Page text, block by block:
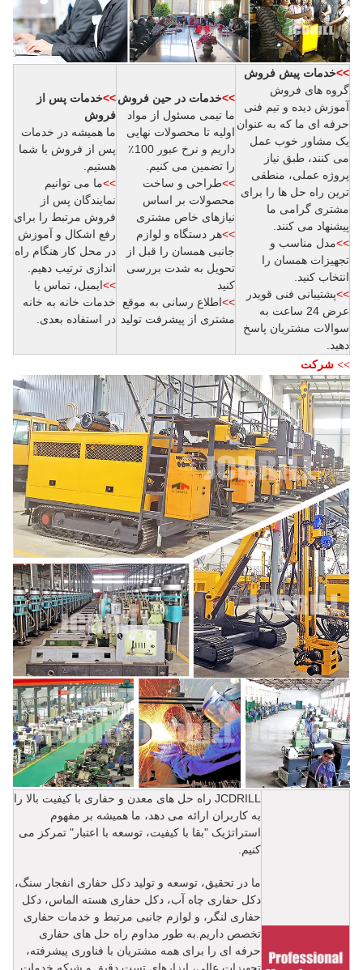
>>خدمات پیش فروش
گروه های فروش
آموزش دیده و تیم فنی
حرفه ای ما که به عنوان
یک مشاور خوب عمل
می کنند، طبق نیاز
پروژه عملی، منطقی
ترین راه حل ها را برای
مشتری گرامی ما
پیشنهاد می کنند.
>>مدل مناسب و
تجهیزات همسان را
انتخاب کنید.
>>پشتیبانی فنی قویدر
عرض 24 ساعت به
سوالات مشتریان پاسخ
دهید.
>>خدمات در حین فروش
ما تیمی مسئول از مواد
اولیه تا محصولات نهایی
داریم و نرخ عبور 100٪
را تضمین می کنیم.
>>طراحی و ساخت
محصولات بر اساس
نیازهای خاص مشتری
>>هر دستگاه و لوازم
جانبی همسان را قبل از
تحویل به شدت بررسی
کنید
>>اطلاع رسانی به موقع
مشتری از پیشرفت تولید
>>خدمات پس از
فروش
ما همیشه در خدمات
پس از فروش با شما
هستیم.
>>ما می توانیم
نمایندگان پس از
فروش مرتبط را برای
رفع اشکال و آموزش
در محل کار هنگام راه
اندازی ترتیب دهیم.
>>ایمیل، تماس یا
خدمات خانه به خانه
در استفاده بعدی.
>> شرکت
JCDRILL راه حل های معدن و حفاری با کیفیت بالا را
به کاربران ارائه می دهد، ما همیشه بر مفهوم
استراتژیک "بقا با کیفیت، توسعه با اعتبار" تمرکز می
کنیم.
ما در تحقیق، توسعه و تولید دکل حفاری انفجار سنگ،
دکل حفاری چاه آب، دکل حفاری هسته الماس، دکل
حفاری لنگر، و لوازم جانبی مرتبط و خدمات حفاری
تخصص داریم.به طور مداوم راه حل های حفاری
حرفه ای را برای همه مشتریان با فناوری پیشرفته،
تجهیزات عالی، ابزارهای تست دقیق و شبکه خدمات